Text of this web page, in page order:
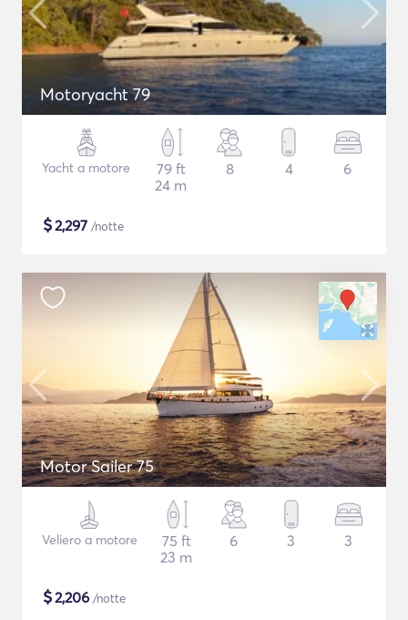
Motoryacht 79
Yacht a motore
79 ft
24 m
8 4 6
$2,297 /notte
Motor Sailer 75
Veliero a motore
75 ft
23 m
6 3 3
$2,206 /notte